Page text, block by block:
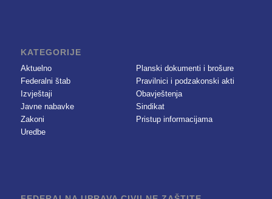
KATEGORIJE
Aktuelno
Federalni štab
Izvještaji
Javne nabavke
Zakoni
Uredbe
Planski dokumenti i brošure
Pravilnici i podzakonski akti
Obavještenja
Sindikat
Pristup informacijama